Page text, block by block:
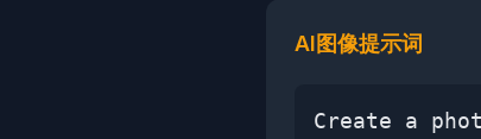
AI图像提示词
Create a